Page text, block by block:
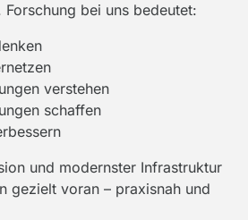
bei uns bedeutet:
verstehen
schaffen
und modernster Infrastruktur
gezielt voran – praxisnah und